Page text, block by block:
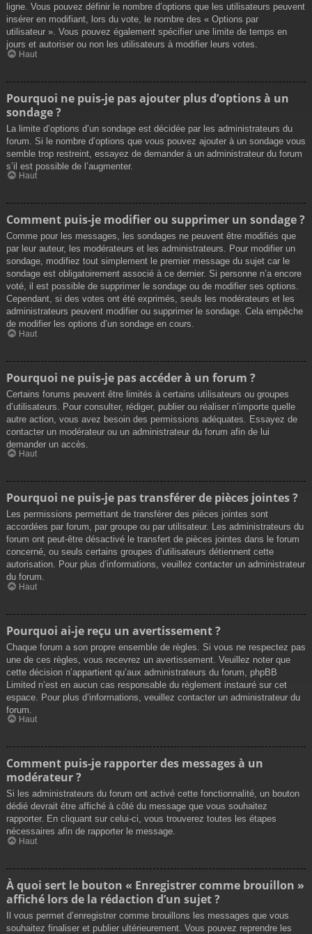
ligne. Vous pouvez définir le nombre d’options que les utilisateurs peuvent
insérer en modifiant, lors du vote, le nombre des « Options par
utilisateur ». Vous pouvez également spécifier une limite de temps en
jours et autoriser ou non les utilisateurs à modifier leurs votes.
Haut
Pourquoi ne puis-je pas ajouter plus d’options à un
sondage ?
La limite d’options d’un sondage est décidée par les administrateurs du
forum. Si le nombre d’options que vous pouvez ajouter à un sondage vous
semble trop restreint, essayez de demander à un administrateur du forum
s’il est possible de l’augmenter.
Haut
Comment puis-je modifier ou supprimer un sondage ?
Comme pour les messages, les sondages ne peuvent être modifiés que
par leur auteur, les modérateurs et les administrateurs. Pour modifier un
sondage, modifiez tout simplement le premier message du sujet car le
sondage est obligatoirement associé à ce dernier. Si personne n’a encore
voté, il est possible de supprimer le sondage ou de modifier ses options.
Cependant, si des votes ont été exprimés, seuls les modérateurs et les
administrateurs peuvent modifier ou supprimer le sondage. Cela empêche
de modifier les options d’un sondage en cours.
Haut
Pourquoi ne puis-je pas accéder à un forum ?
Certains forums peuvent être limités à certains utilisateurs ou groupes
d’utilisateurs. Pour consulter, rédiger, publier ou réaliser n’importe quelle
autre action, vous avez besoin des permissions adéquates. Essayez de
contacter un modérateur ou un administrateur du forum afin de lui
demander un accès.
Haut
Pourquoi ne puis-je pas transférer de pièces jointes ?
Les permissions permettant de transférer des pièces jointes sont
accordées par forum, par groupe ou par utilisateur. Les administrateurs du
forum ont peut-être désactivé le transfert de pièces jointes dans le forum
concerné, ou seuls certains groupes d’utilisateurs détiennent cette
autorisation. Pour plus d’informations, veuillez contacter un administrateur
du forum.
Haut
Pourquoi ai-je reçu un avertissement ?
Chaque forum a son propre ensemble de règles. Si vous ne respectez pas
une de ces règles, vous recevrez un avertissement. Veuillez noter que
cette décision n’appartient qu’aux administrateurs du forum, phpBB
Limited n’est en aucun cas responsable du règlement instauré sur cet
espace. Pour plus d’informations, veuillez contacter un administrateur du
forum.
Haut
Comment puis-je rapporter des messages à un
modérateur ?
Si les administrateurs du forum ont activé cette fonctionnalité, un bouton
dédié devrait être affiché à côté du message que vous souhaitez
rapporter. En cliquant sur celui-ci, vous trouverez toutes les étapes
nécessaires afin de rapporter le message.
Haut
À quoi sert le bouton « Enregistrer comme brouillon »
affiché lors de la rédaction d’un sujet ?
Il vous permet d’enregistrer comme brouillons les messages que vous
souhaitez finaliser et publier ultérieurement. Vous pouvez reprendre les